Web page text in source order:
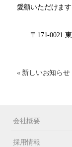
愛顧いただけま
〒171-0021
« 新しいお知らせ
会社概要
採用情報